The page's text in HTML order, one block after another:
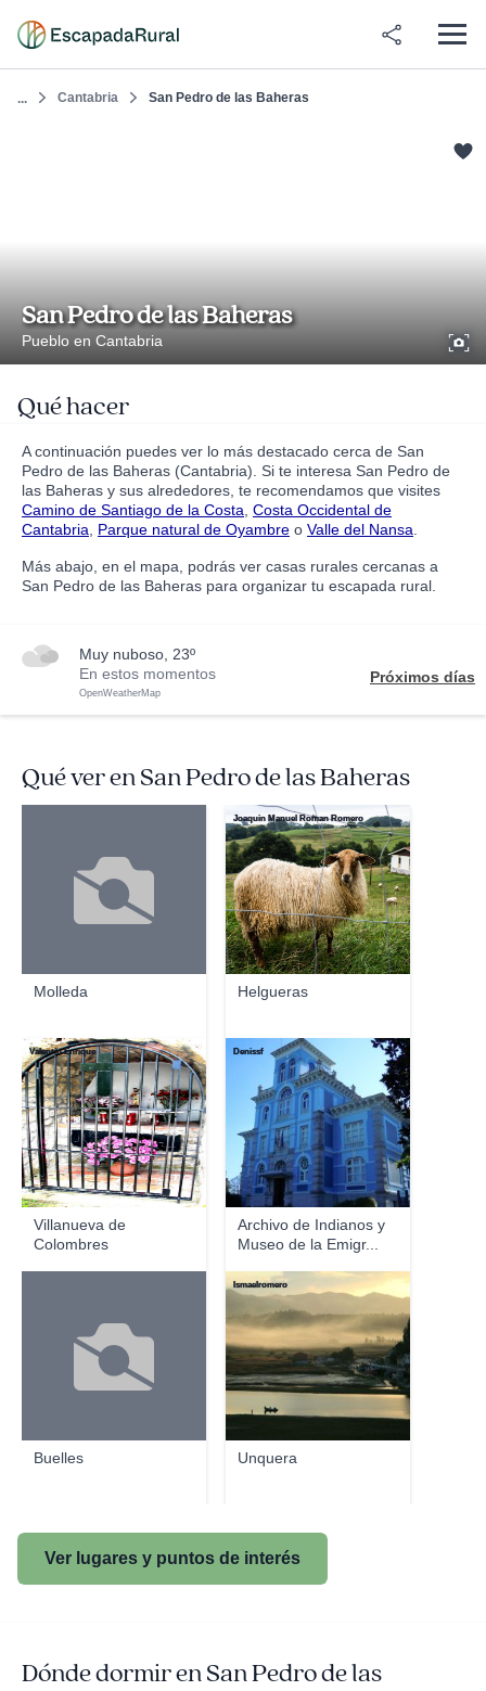
... Cantabria San Pedro de las Baheras
San Pedro de las Baheras
Pueblo en Cantabria
Qué hacer
A continuación puedes ver lo más destacado cerca de San
Pedro de las Baheras (Cantabria). Si te interesa San Pedro de
las Baheras y sus alrededores, te recomendamos que visites
Camino de Santiago de la Costa Costa Occidental de
Cantabria
Parque natural de Oyambre o Valle del Nansa
Más abajo, en el mapa, podrás ver casas rurales cercanas a
San Pedro de las Baheras para organizar tu escapada rural.
muy nuboso, 23º
En estos momentos
OpenWeatherMap
Próximos días
Qué ver en San Pedro de las Baheras
Molleda Helgueras
Joaquin Manuel Roman Romero
Villanueva de
Colombres
Valentín Enrique
Archivo de Indianos y
Museo de la Emigr...
Denissf
Buelles Unquera
Ismaelromero
Ver lugares y puntos de interés
Dónde dormir en San Pedro de las